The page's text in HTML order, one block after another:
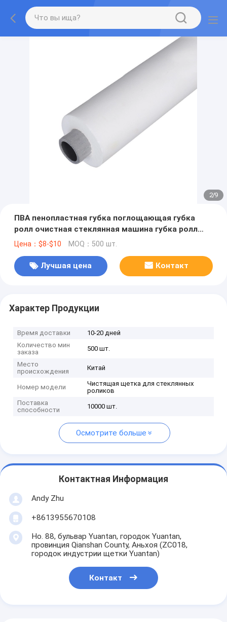
2/9
ПВА пенопластная губка поглощающая губка
ролл очистная стеклянная машина губка ролл
щетка
Цена：$8-$10 MOQ：500 шт.
Лучшая цена Контакт
Характер Продукции
Время доставки
10-20 дней
Количество мин
заказа
500 шт.
Место
происхождения
Китай
Номер модели
Чистящая щетка для стеклянных
роликов
Поставка
способности
10000 шт.
Осмотрите больше
Контактная Информация
Andy Zhu
+8613955670108
Но. 88, бульвар Yuantan, городок Yuantan,
провинция Qianshan County, Аньхоя (ZC018,
городок индустрии щетки Yuantan)
Контакт